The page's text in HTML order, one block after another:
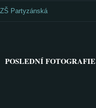
ZŠ Partyzánská
POSLEDNÍ FOTOGRAFIE